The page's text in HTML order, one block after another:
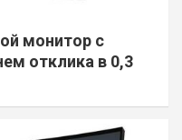
монитор с
отклика в 0,3